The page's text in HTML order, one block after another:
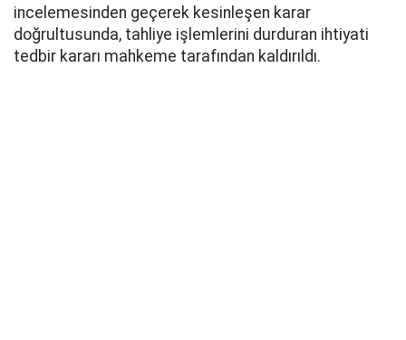
incelemesinden geçerek kesinleşen karar
doğrultusunda, tahliye işlemlerini durduran ihtiyati
tedbir kararı mahkeme tarafından kaldırıldı.